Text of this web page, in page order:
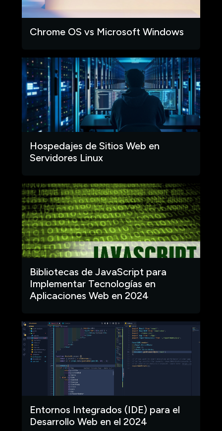
Chrome OS vs Microsoft Windows
Hospedajes de Sitios Web en
Servidores Linux
Bibliotecas de JavaScript para
Implementar Tecnologías en
Aplicaciones Web en 2024
Entornos Integrados (IDE) para el
Desarrollo Web en el 2024